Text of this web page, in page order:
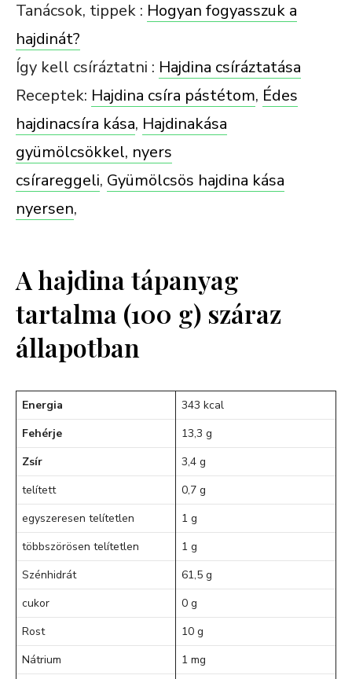
Tanácsok, tippek : Hogyan fogyasszuk a
hajdinát?
Így kell csíráztatni : Hajdina csíráztatása
Receptek: Hajdina csíra pástétom, Édes
hajdinacsíra kása, Hajdinakása
gyümölcsökkel, nyers
csírareggeli, Gyümölcsös hajdina kása
nyersen,
A hajdina tápanyag
tartalma (100 g) száraz
állapotban
Energia
343 kcal
Fehérje
13,3 g
Zsír
3,4 g
telített
0,7 g
egyszeresen telítetlen
1 g
többszörösen telítetlen
1 g
Szénhidrát
61,5 g
cukor
0 g
Rost
10 g
Nátrium
1 mg